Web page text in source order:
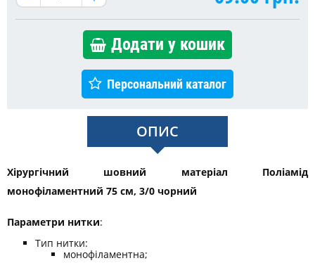
Додати у кошик
Персональний каталог
ОПИС
Хiрургiчний шовний матеріал Поліамід
монофіламентний 75 см, 3/0 чорний
Параметри нитки:
Тип нитки:
монофіламентна;